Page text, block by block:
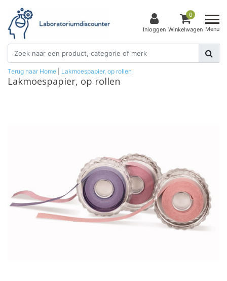
Inloggen
0
Winkelwagen Menu
Terug naar Home Lakmoespapier, op rollen
Lakmoespapier, op rollen